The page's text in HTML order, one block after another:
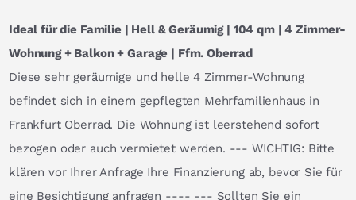
Ideal für die Familie | Hell & Geräumig | 104 qm | 4 Zimmer-
Wohnung + Balkon + Garage | Ffm. Oberrad
Diese sehr geräumige und helle 4 Zimmer-Wohnung
befindet sich in einem gepflegten Mehrfamilienhaus in
Frankfurt Oberrad. Die Wohnung ist leerstehend sofort
bezogen oder auch vermietet werden. --- WICHTIG: Bitte
klären vor Ihrer Anfrage Ihre Finanzierung ab, bevor Sie für
eine Besichtigung anfragen ---- --- Sollten Sie ein